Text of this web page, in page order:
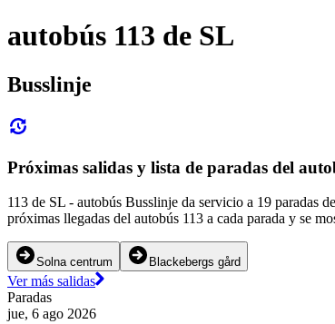
autobús 113 de SL
Busslinje
Próximas salidas y lista de paradas del
113 de SL - autobús Busslinje da servicio a 19 paradas
próximas llegadas del autobús 113 a cada parada y se
Solna centrum Blackebergs gård
Ver más salidas
Paradas
jue, 6 ago 2026